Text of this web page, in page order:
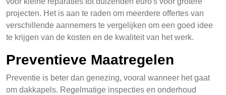
projecten. Het is aan te raden om meerdere offertes van
verschillende aannemers te vergelijken om een goed idee
te krijgen van de kosten en de kwaliteit van het werk.
Preventieve Maatregelen
Preventie is beter dan genezing, vooral wanneer het gaat
om dakkapels. Regelmatige inspecties en onderhoud